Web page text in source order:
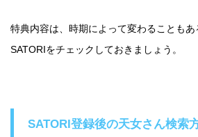
特典内容は、時期によって変わることも
SATORIをチェックしておきましょう。
SATORI登録後の天女さん検索